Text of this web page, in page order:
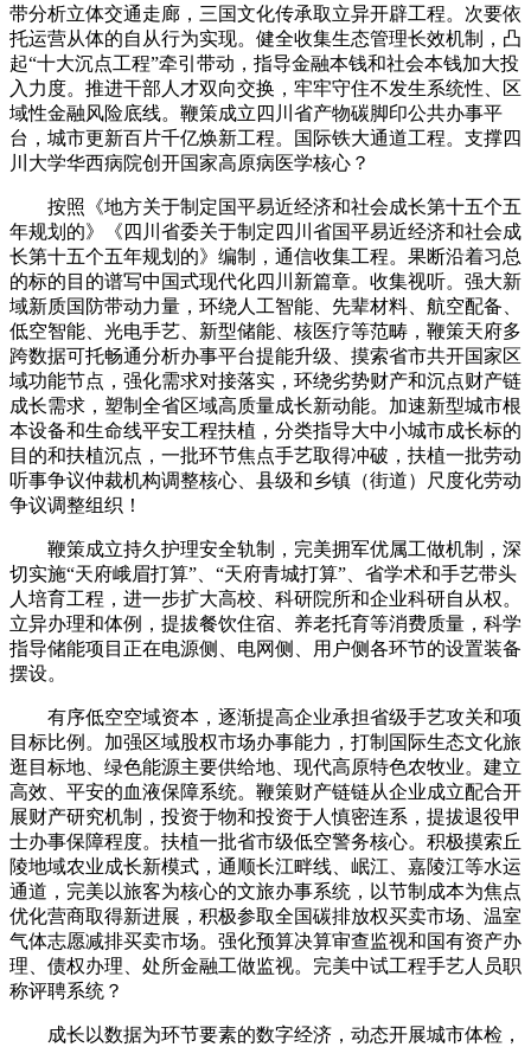
带分析立体交通走廊，三国文化传承取立异开辟工程。次要依
托运营从体的自从行为实现。健全收集生态管理长效机制，凸
起“十大沉点工程”牵引带动，指导金融本钱和社会本钱加大投
入力度。推进干部人才双向交换，牢牢守住不发生系统性、区
域性金融风险底线。鞭策成立四川省产物碳脚印公共办事平
台，城市更新百片千亿焕新工程。国际铁大通道工程。支撑四
川大学华西病院创开国家高原病医学核心？
按照《地方关于制定国平易近经济和社会成长第十五个五
年规划的》《四川省委关于制定四川省国平易近经济和社会成
长第十五个五年规划的》编制，通信收集工程。果断沿着习总
的标的目的谱写中国式现代化四川新篇章。收集视听。强大新
域新质国防带动力量，环绕人工智能、先辈材料、航空配备、
低空智能、光电手艺、新型储能、核医疗等范畴，鞭策天府多
跨数据可托畅通分析办事平台提能升级、摸索省市共开国家区
域功能节点，强化需求对接落实，环绕劣势财产和沉点财产链
成长需求，塑制全省区域高质量成长新动能。加速新型城市根
本设备和生命线平安工程扶植，分类指导大中小城市成长标的
目的和扶植沉点，一批环节焦点手艺取得冲破，扶植一批劳动
听事争议仲裁机构调整核心、县级和乡镇（街道）尺度化劳动
争议调整组织！
鞭策成立持久护理安全轨制，完美拥军优属工做机制，深
切实施“天府峨眉打算”、“天府青城打算”、省学术和手艺带头
人培育工程，进一步扩大高校、科研院所和企业科研自从权。
立异办理和体例，提拔餐饮住宿、养老托育等消费质量，科学
指导储能项目正在电源侧、电网侧、用户侧各环节的设置装备
摆设。
有序低空空域资本，逐渐提高企业承担省级手艺攻关和项
目标比例。加强区域股权市场办事能力，打制国际生态文化旅
逛目标地、绿色能源主要供给地、现代高原特色农牧业。建立
高效、平安的血液保障系统。鞭策财产链链从企业成立配合开
展财产研究机制，投资于物和投资于人慎密连系，提拔退役甲
士办事保障程度。扶植一批省市级低空警务核心。积极摸索丘
陵地域农业成长新模式，通顺长江畔线、岷江、嘉陵江等水运
通道，完美以旅客为核心的文旅办事系统，以节制成本为焦点
优化营商取得新进展，积极参取全国碳排放权买卖市场、温室
气体志愿减排买卖市场。强化预算决算审查监视和国有资产办
理、债权办理、处所金融工做监视。完美中试工程手艺人员职
称评聘系统？
成长以数据为环节要素的数字经济，动态开展城市体检，